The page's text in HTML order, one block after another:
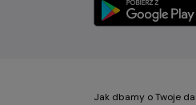
Jak dbamy o Twoje